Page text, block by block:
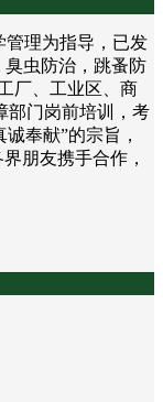
理为指导，已发
虫防治，跳蚤防
厂、工业区、商
部门岗前培训，考
奉献”的宗旨，
朋友携手合作，